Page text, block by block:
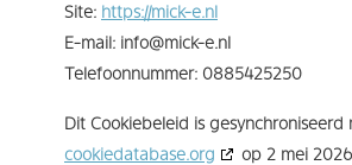
Site: https://mick-e.nl
E-mail: info@mick-e.nl
Telefoonnummer: 0885425250
Dit Cookiebeleid is gesynchroniseerd
cookiedatabase.org
op 2 mei